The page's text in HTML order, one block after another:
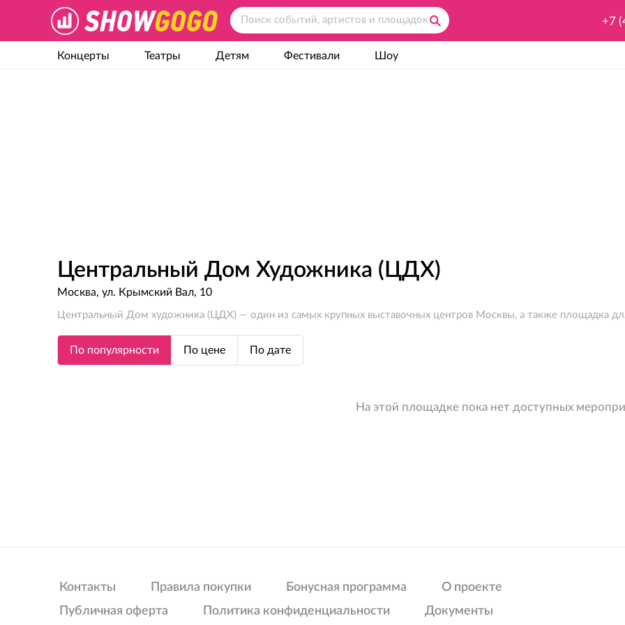
+7
Концерты Театры Детям Фестивали Шоу
Центральный Дом Художника (ЦДХ)
Москва, ул. Крымский Вал, 10
Центральный Дом художника (ЦДХ) — один из самых крупных выставочных центров Москвы, а также площадка
По популярности По цене По дате
На этой площадке пока нет доступных
Контакты Правила покупки Бонусная программа
О проекте
Публичная оферта
Политика конфиденциальности Документы